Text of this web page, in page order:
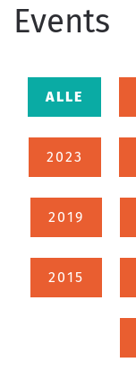
Events
ALLE
2023
2019
2015